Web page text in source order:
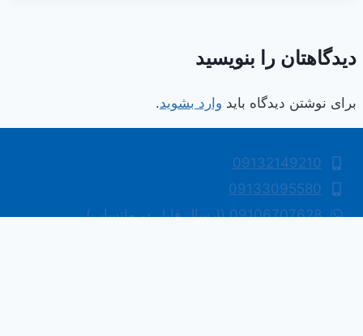
دیدگاهتان را بنویسید
برای نوشتن دیدگاه باید وارد بشوید.
09132149210
09133095580
09106707628 (ارسال فایل در واتساپ)